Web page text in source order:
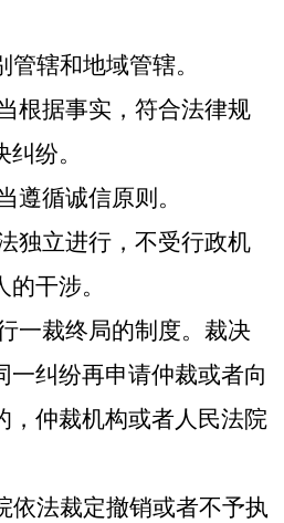
辖和地域管辖。
根据事实，符合法律规
纷。
遵循诚信原则。
独立进行，不受行政机
干涉。
一裁终局的制度。裁决
一纠纷再申请仲裁或者向
，仲裁机构或者人民法院
依法裁定撤销或者不予执